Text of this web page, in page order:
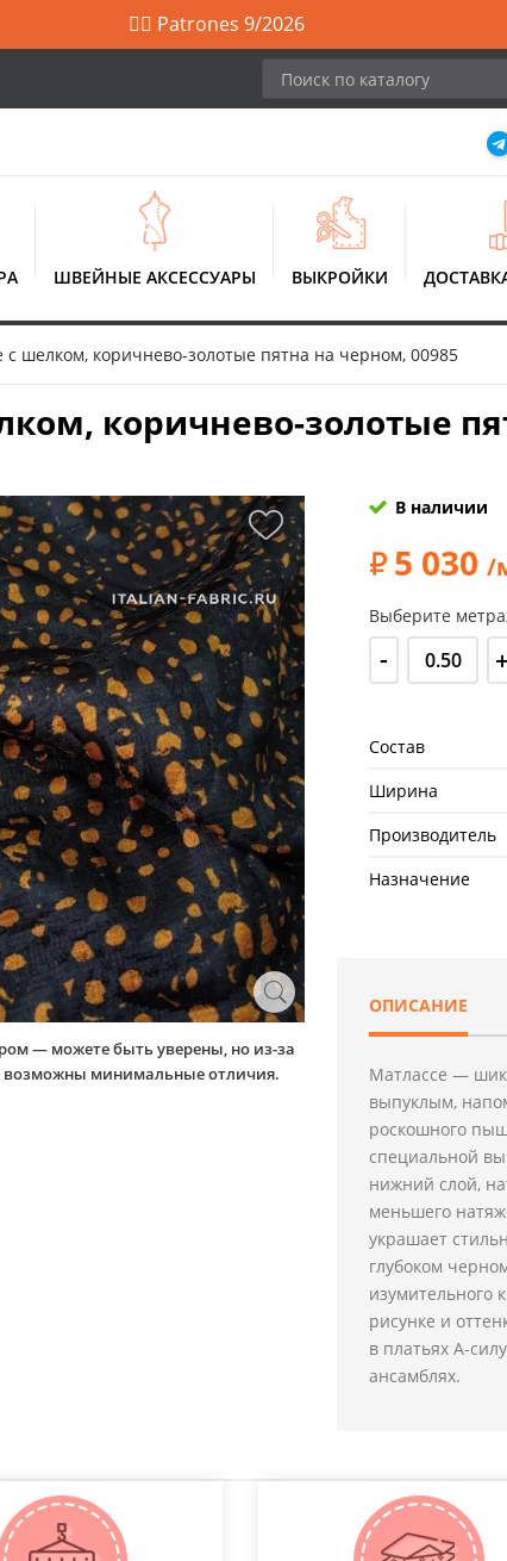
🙋‍♀️ Patrones 9/2026
ШВЕЙНЫЕ АКСЕССУАРЫ ВЫКРОЙКИ
с шелком, коричнево-золотые пятна на черном, 00985
коричнево-золотые
— можете быть уверены, но из-за
возможны минимальные отличия.
В наличии
5 030 /
Выберите
- +
Состав
Ширина
Производитель
Назначение
ОПИСАНИЕ
Матлассе —
выпуклым,
роскошного
специальной
нижний слой,
меньшего
украшает
глубоком
изумительного
рисунке и
в платьях А-
ансамблях.